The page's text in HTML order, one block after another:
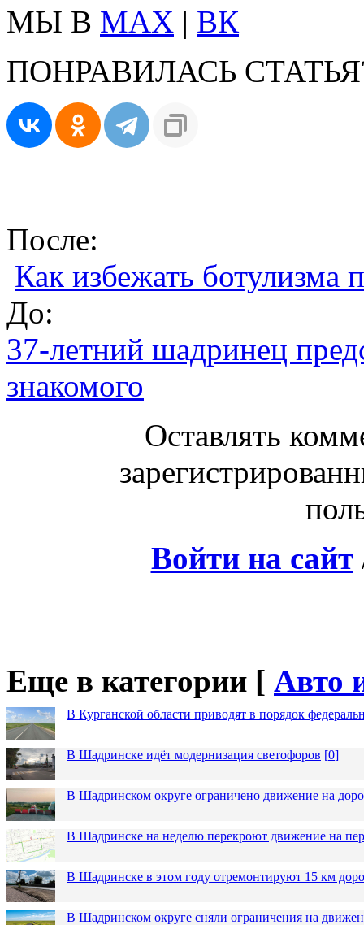
МЫ В MAX | ВК
ПОНРАВИЛАСЬ
После:
Как избежать ботулизма
До:
37-летний шадринец
знакомого
Оставлять
Войти на сайт
Еще в категории [ Авто
В Курганской области приводят в порядок
В Шадринске идёт модернизация светофоров [0]
В Шадринском округе ограничено движение на
В Шадринске на неделю перекроют движение на
В Шадринске в этом году отремонтируют 15 км
В Шадринском округе сняли ограничения на